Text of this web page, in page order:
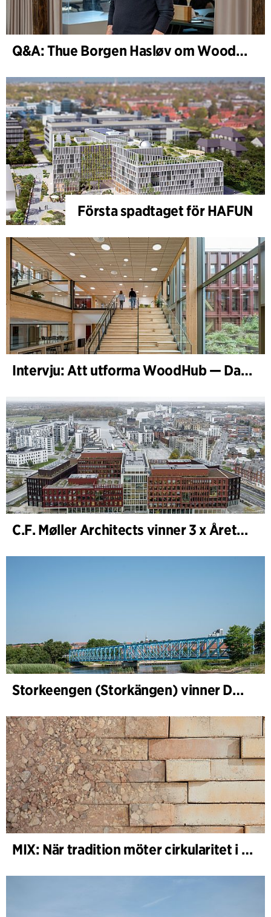
Q&A: Thue Borgen Hasløv om WoodHub
Första spadtaget för HAFUN
Intervju: Att utforma WoodHub — Danmarks största träbyggnad
C.F. Møller Architects vinner 3 x Årets Byggnad 2025
Storkeengen (Storkängen) vinner DANVAs Klimatpris 2025 och bygger vidare på ett tidigare arkitektoniskt erkännande
MIX: När tradition möter cirkularitet i arkitekturen